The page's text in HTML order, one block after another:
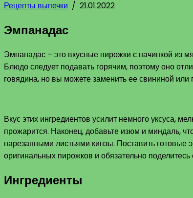
Рецепты выпечки / 21.01.2022
Эмпанадас
Эмпанадас – это вкусные пирожки с начинкой из
Блюдо следует подавать горячим, поэтому оно
говядина, но вы можете заменить ее свининой или
Вкус этих ингредиентов усилит немного уксуса,
прожарится. Наконец, добавьте изюм и миндаль,
нарезанными листьями кинзы. Поставить готовые
оригинальных пирожков и обязательно
Ингредиенты